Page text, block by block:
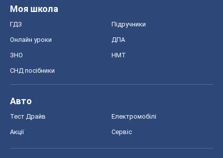
Моя школа
ГДЗ Підручники
Онлайн уроки ДПА
ЗНО НМТ
СНД посібники
Авто
Тест Драйв Електромобілі
Акції Сервіс